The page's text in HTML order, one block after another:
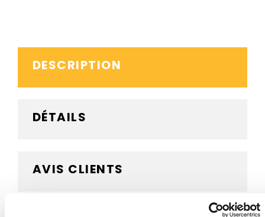
DESCRIPTION
DÉTAILS
AVIS CLIENTS